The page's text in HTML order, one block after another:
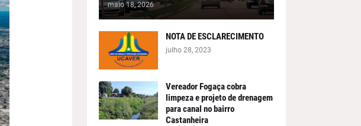
maio 18, 2026
NOTA DE ESCLARECIMENTO
julho 28, 2023
Vereador Fogaça cobra
limpeza e projeto de drenagem
para canal no bairro
Castanheira